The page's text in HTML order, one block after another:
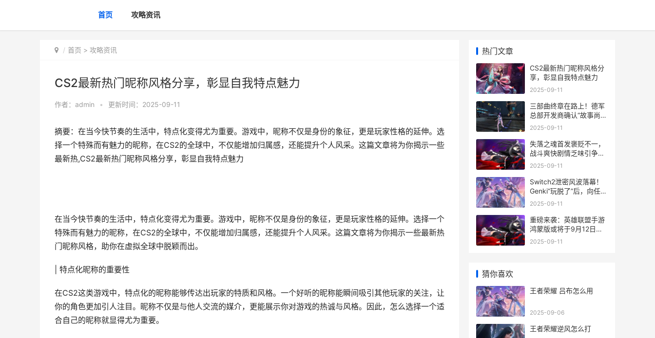
首页 攻略资讯
首页 > 攻略资讯
CS2最新热门昵称风格分享，彰显自我特点魅力
作者： admin • 更新时间：2025-09-11
摘要：在当今快节奏的生活中，特点化变得尤为重要。游戏中，昵称不仅是身份的象征，更是玩家性格的延伸。选
择一个特殊而有魅力的昵称，在CS2的全球中，不仅能增加归属感，还能提升个人风采。这篇文章将为你揭示一些
最新热,CS2最新热门昵称风格分享，彰显自我特点魅力
在当今快节奏的生活中，特点化变得尤为重要。游戏中，昵称不仅是身份的象征，更是玩家性格的延伸。选择一个
特殊而有魅力的昵称，在CS2的全球中，不仅能增加归属感，还能提升个人风采。这篇文章将为你揭示一些最新热
门昵称风格，助你在虚拟全球中脱颖而出。
| 特点化昵称的重要性
在CS2这类游戏中，特点化的昵称能够传达出玩家的特质和风格。一个好听的昵称能瞬间吸引其他玩家的关注，让
你的角色更加引人注目。昵称不仅是与他人交流的媒介，更能展示你对游戏的热诚与风格。因此，怎么选择一个适
合自己的昵称就显得尤为重要。
热门文章
CS2最新热门昵称风格分
享，彰显自我特点魅力
2025-09-11
三部曲终章在路上！德军
总部开发商确认“故事尚未
完结” 三部曲分别是
2025-09-11
失落之魂首发褒贬不一，
战斗爽快剧情乏味引争议
失落之魂2021年能发售吗
2025-09-11
Switch2泄密风波落幕！
Genki“玩脱了”后，向任天
堂低头认错赔款 国外
2025-09-11
重磅来袭：英雄联盟手游
鸿蒙版或将于9月12日正
式上线 英雄来袭视频
2025-09-11
猜你喜欢
王者荣耀 吕布怎么用
2025-09-06
王者荣耀逆风怎么打